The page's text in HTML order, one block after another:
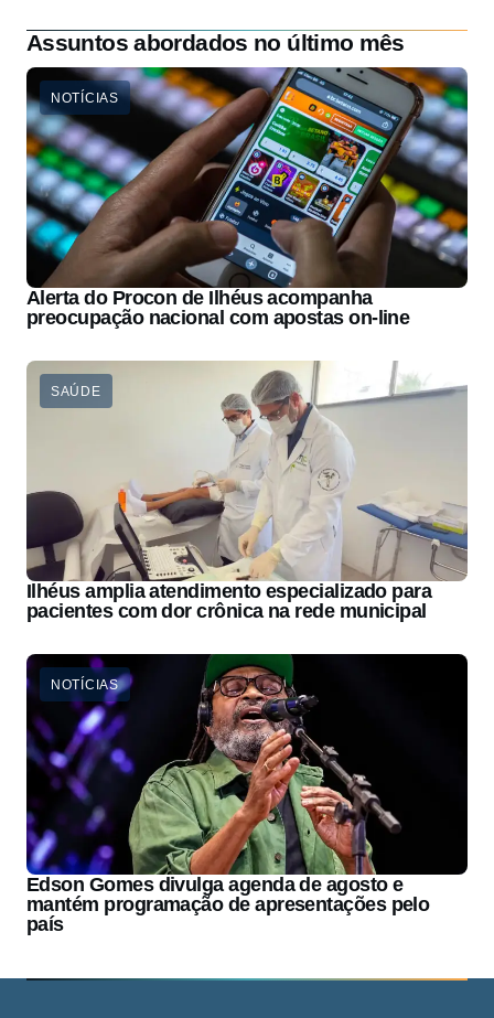
Assuntos abordados no último mês
NOTÍCIAS
Alerta do Procon de Ilhéus acompanha
preocupação nacional com apostas on-line
SAÚDE
Ilhéus amplia atendimento especializado para
pacientes com dor crônica na rede municipal
NOTÍCIAS
Edson Gomes divulga agenda de agosto e
mantém programação de apresentações pelo
país